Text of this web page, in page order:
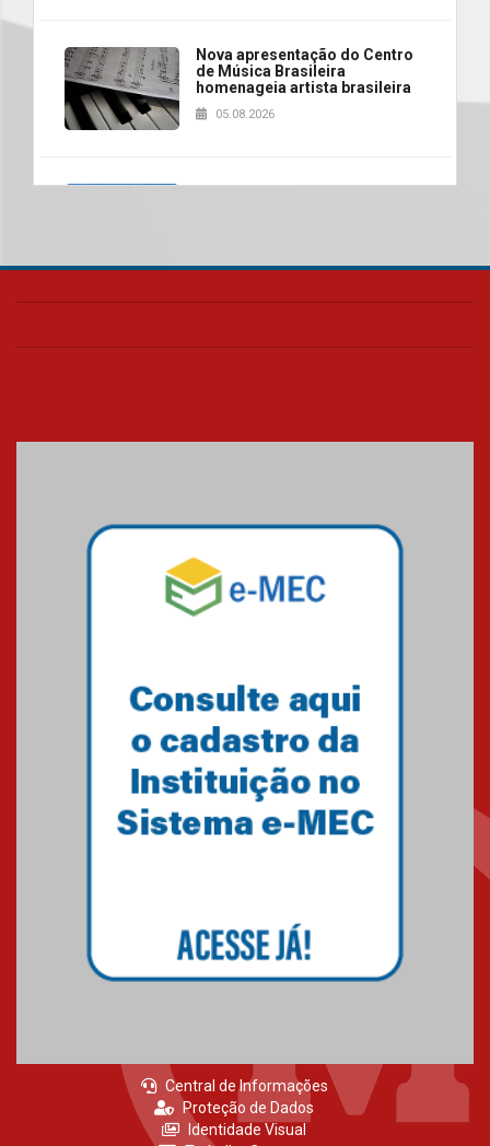
Nova apresentação do Centro
de Música Brasileira
homenageia artista brasileira
05.08.2026
das novas tecnologias em
04.08.2026
Como o Colégio Mackenzie
Brasília prepara seus
Como os pais podem investir
na educação dos filhos além da
escola
docentes para debater
inovação e desafios da
educação superior
04.08.2026
Central de Informações
Proteção de Dados
Identidade Visual